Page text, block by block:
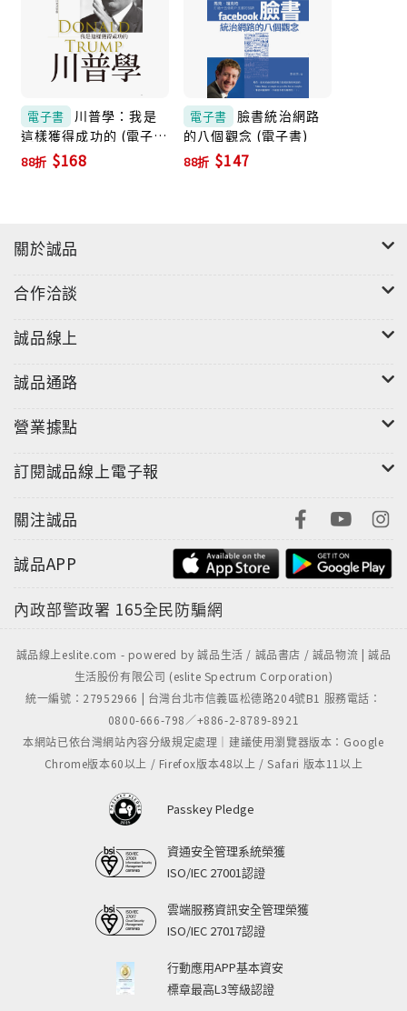
電子書
川普學：我是
這樣獲得成功的 (電子
書)
88折 $168
電子書
臉書統治網路
的八個觀念 (電子書)
88折 $147
關於誠品
合作洽談
誠品線上
誠品通路
營業據點
訂閱誠品線上電子報
關注誠品
誠品APP
內政部警政署 165全民防騙網
誠品線上eslite.com - powered by 誠品生活 / 誠品書店 / 誠品物流 | 誠品
生活股份有限公司 (eslite Spectrum Corporation)
統一編號：27952966 | 台灣台北市信義區松德路204號B1 服務電話：
0800-666-798／+886-2-8789-8921
本網站已依台灣網站內容分級規定處理｜建議使用瀏覽器版本：Google
Chrome版本60以上 / Firefox版本48以上 / Safari 版本11以上
Passkey Pledge
資通安全管理系統榮獲
ISO/IEC 27001認證
雲端服務資訊安全管理榮獲
ISO/IEC 27017認證
行動應用APP基本資安
標章最高L3等級認證